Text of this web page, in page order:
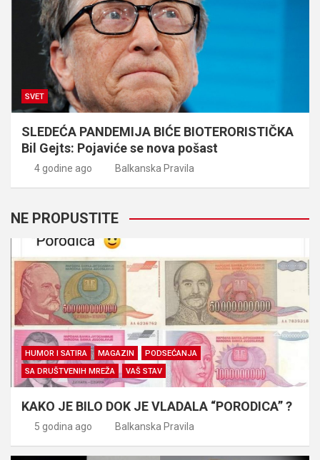
SVET
SLEDEĆA PANDEMIJA BIĆE BIOTERORISTIČKA
Bil Gejts: Pojaviće se nova pošast
4 godine ago Balkanska Pravila
NE PROPUSTITE
HUMOR I SATIRA MAGAZIN
PODSEĆANJA
SA DRUŠTVENIH MREŽA
VAŠ STAV
KAKO JE BILO DOK JE VLADALA “PORODICA” ?
5 godina ago Balkanska Pravila